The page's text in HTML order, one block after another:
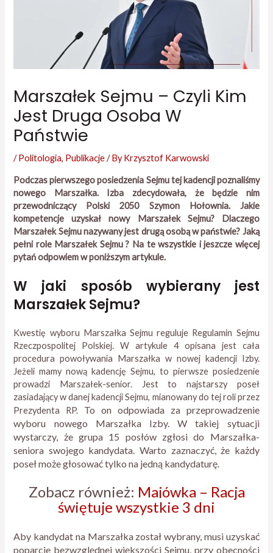
Marszałek Sejmu – Czyli Kim
Jest Druga Osoba W
Państwie
/Politologia, Publikacje/ ByKrzysztof Karwowski
Podczas pierwszego posiedzenia Sejmu tej kadencji poznaliśmy
nowego Marszałka. Izba zdecydowała, że będzie nim
przewodniczący Polski 2050 Szymon Hołownia. Jakie
kompetencje uzyskał nowy Marszałek Sejmu? Dlaczego
Marszałek Sejmu nazywany jest drugą osobą w państwie? Jaką
pełni role Marszałek Sejmu ? Na te wszystkie i jeszcze więcej
pytań odpowiem w poniższym artykule.
W jaki sposób wybierany jest
Marszałek Sejmu?
Kwestię wyboru Marszałka Sejmu reguluje Regulamin Sejmu
Rzeczpospolitej Polskiej. W artykule 4 opisana jest cała
procedura powoływania Marszałka w nowej kadencji Izby.
Jeżeli mamy nową kadencję Sejmu, to pierwsze posiedzenie
prowadzi Marszałek-senior. Jest to najstarszy poseł
zasiadający w danej kadencji Sejmu, mianowany do tej roli przez
Prezydenta RP. To on odpowiada za przeprowadzenie
wyboru nowego Marszałka Izby. W takiej sytuacji
wystarczy, że grupa 15 posłów zgłosi do Marszałka-
seniora swojego kandydata. Warto zaznaczyć, że każdy
poseł może głosować tylko na jedną kandydaturę.
Zobacz również: Majówka – Racja
świętuje wszystkie 3 dni
Aby kandydat na Marszałka został wybrany, musi uzyskać
poparcie bezwzględnej większości Sejmu, przy obecności